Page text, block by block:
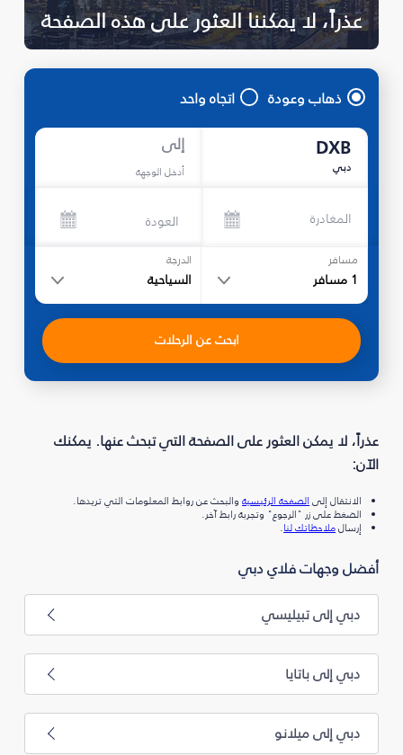
عذراً، لا يمكننا العثور على هذه الصفحة
ذهاب وعودة اتجاه واحد
DXB
دبي
إلى
أدخل الوجهة
المغادرة العودة
مسافر
1 مسافر
الدرجة
السياحية
ابحث عن الرحلات
عذراً، لا يمكن العثور على الصفحة التي تبحث عنها. يمكنك
الآن:
الانتقال إلىالصفحة الرئيسيةوالبحث عن روابط المعلومات التي تريدها.
الضغط على زر "الرجوع" وتجربة رابط آخر.
إرسالملاحظاتك لنا.
أفضل وجهات فلاي دبي
دبي إلى تبيليسي
دبي إلى باتايا
دبي إلى ميلانو